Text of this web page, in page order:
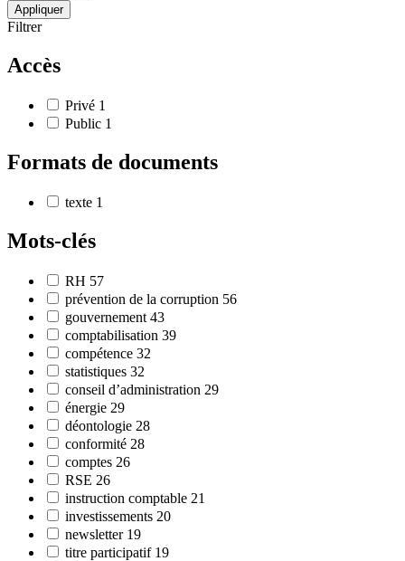
Filtrer
Accès
Privé 1
Public 1
Formats de documents
texte 1
Mots-clés
RH 57
prévention de la corruption 56
gouvernement 43
comptabilisation 39
compétence 32
statistiques 32
conseil d’administration 29
énergie 29
déontologie 28
conformité 28
comptes 26
RSE 26
instruction comptable 21
investissements 20
newsletter 19
titre participatif 19